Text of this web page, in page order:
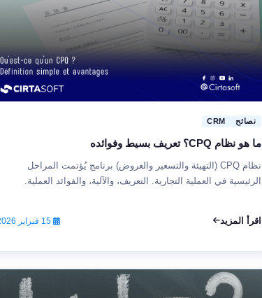
نصائح CRM
ما هو نظام CPQ؟ تعريف بسيط وفوائده
نظام CPQ (التهيئة والتسعير والعروض) برنامج يُؤتمت المراحل
الرئيسية في العملية التجارية. التعريف، والآلية، والفوائد العملية.
اقرأ المزيد